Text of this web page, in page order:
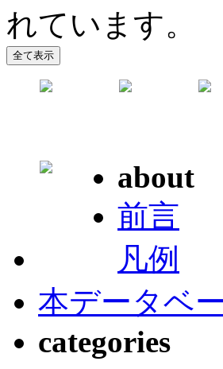
れています。
about
前言
凡例
本データベ
categories